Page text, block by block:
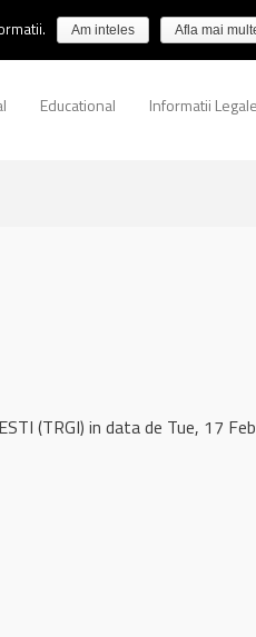
Educational Informatii Legale
(TRGI) in data de Tue, 17
Am inteles Afla mai